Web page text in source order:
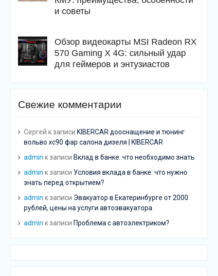
и советы
Обзор видеокарты MSI Radeon RX
570 Gaming X 4G: сильный удар
для геймеров и энтузиастов
Свежие комментарии
Сергей к записи KIBERCAR дооснащение и тюнинг
вольво хс90 фар салона дизеля | KIBERCAR
admin к записи Вклад в банке: что необходимо знать
admin к записи Условия вклада в банке: что нужно
знать перед открытием?
admin к записи Эвакуатор в Екатеринбурге от 2000
рублей, цены на услуги автоэвакуатора
admin к записи Проблема с автоэлектриком?